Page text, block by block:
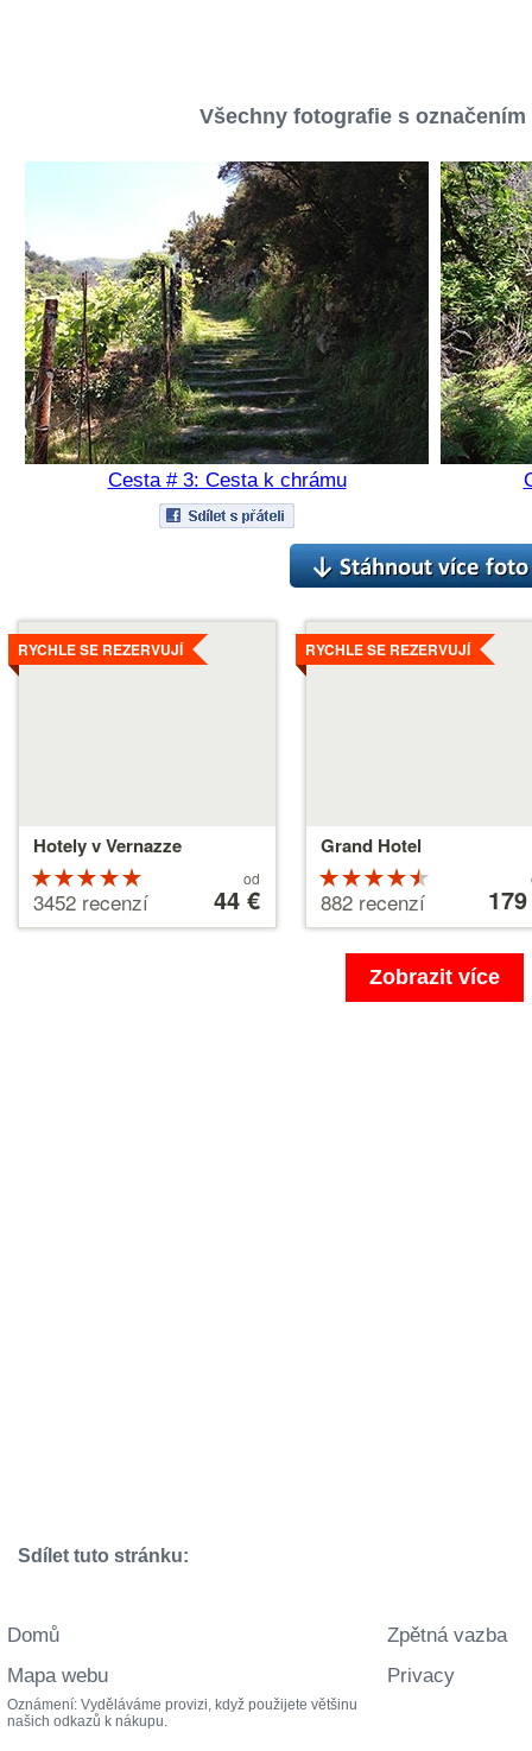
Všechny fotografie s
Cesta # 3: Cesta k chrámu
Hotely v Vernazze
RYCHLE SE REZERVUJÍ
Hodnocení
5 z 5
3452 recenzí
od
44 €
Více
Grand Hotel
RYCHLE SE REZERVUJÍ
4.5 z 5
882 recenzí 179 €
Více
Zobrazit více
Sdílet tuto stránku:
Domů
Mapa webu
Zpětná vazba
Privacy
Oznámení: Vyděláváme provizi, když použijete většinu
našich odkazů k nákupu.